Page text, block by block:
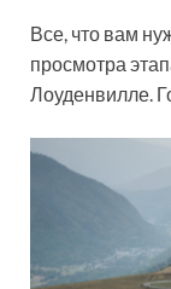
Все, что вам
просмотра
Лоуденвилле.